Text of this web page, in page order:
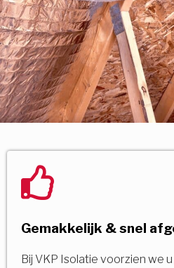
Gemakkelijk & snel
Bij VKP Isolatie voorzien we